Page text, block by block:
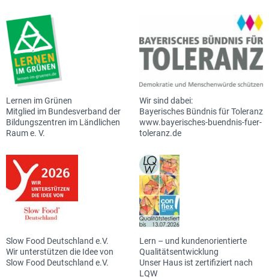
Lernen im Grünen
Mitglied im Bundesverband der
Bildungszentren im Ländlichen
Raum e. V.
Wir sind dabei:
Bayerisches Bündnis für Toleranz
www.bayerisches-buendnis-fuer-
toleranz.de
Slow Food Deutschland e.V.
Wir unterstützen die Idee von
Slow Food Deutschland e.V.
Lern – und kundenorientierte
Qualitätsentwicklung
Unser Haus ist zertifiziert nach
LQW